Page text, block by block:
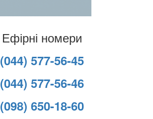
Ефірні номери
(044) 577-56-45
(044) 577-56-46
(098) 650-18-60